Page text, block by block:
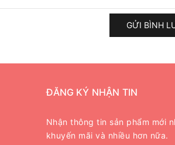
GỬI BÌNH
ĐĂNG KÝ NHẬN TIN
Nhận thông tin sản phẩm mới
khuyến mãi và nhiều hơn nữa.